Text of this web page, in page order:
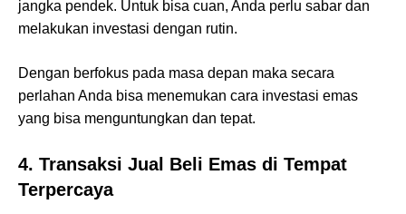
jangka pendek. Untuk bisa cuan, Anda perlu sabar dan
melakukan investasi dengan rutin.
Dengan berfokus pada masa depan maka secara
perlahan Anda bisa menemukan cara investasi emas
yang bisa menguntungkan dan tepat.
4. Transaksi Jual Beli Emas di Tempat
Terpercaya